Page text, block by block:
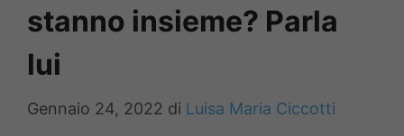
stanno insieme? Parla
lui
Gennaio 24, 2022 di Luisa Maria Ciccotti